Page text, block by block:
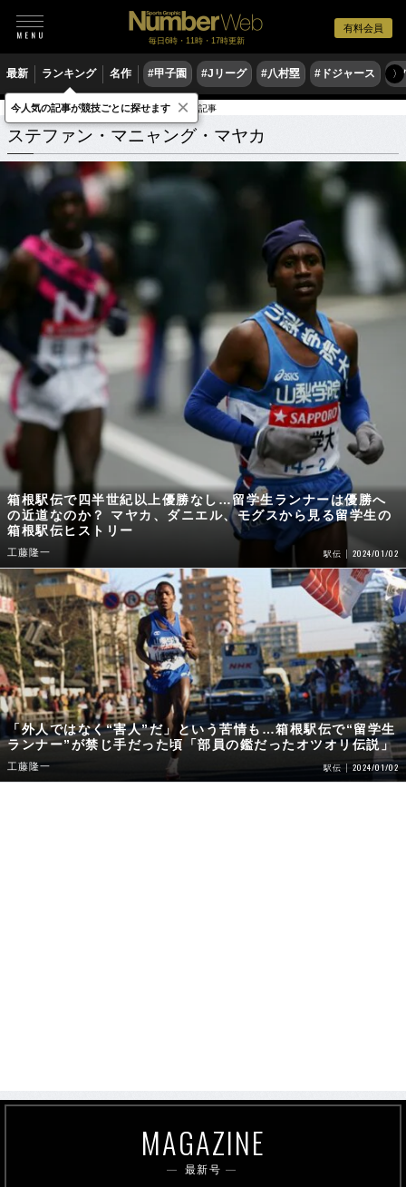
有料会員
毎日6時・11時・17時更新
最新 ランキング 名作 #甲子園 #Jリーグ #八村塁 #ドジャース #
〉
ステファン・マニャング・マヤカ 関連記事
ステファン・マニャング・マヤカ
箱根駅伝で四半世紀以上優勝なし…留学生ランナーは優勝へ
の近道なのか？ マヤカ、ダニエル、モグスから見る留学生の
箱根駅伝ヒストリー
工藤隆一 駅伝 2024/01/02
「外人ではなく“害人”だ」という苦情も…箱根駅伝で“留学生
ランナー”が禁じ手だった頃「部員の鑑だったオツオリ伝説」
工藤隆一 駅伝 2024/01/02
MAGAZINE
最新号
今人気の記事が競技ごとに探せます ×